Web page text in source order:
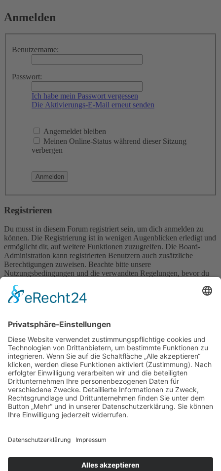
Anmelden
Benutzername:
Passwort:
Ich habe mein Passwort vergessen
Die Aktivierungs-E-Mail erneut senden
Angemeldet bleiben
Meinen Online-Status während dieser Sitzung
verbergen
Registrieren
Du musst in diesem Forum registriert sein, um dich anmelden zu
können. Die Registrierung ist in wenigen Augenblicken erledigt und
ermöglicht dir, auf weitere Funktionen zuzugreifen. Die Board-
Administration kann registrierten Benutzern auch zusätzliche
Berechtigungen zuweisen. Beachte bitte unsere
Nutzungsbedingungen und die verwandten Regelungen, bevor du
wenn du dich in diesem Board bewegst.
Foren-Übersicht
Alle Zeiten sindUTC+02:00
Alle Cookies löschen
Powered byphpBB® Forum Software © phpBB Limited
Deutsche Übersetzung durchphpBB.de
Datenschutz |Nutzungsbedingungen
Time: 0.009s| Peak Memory Usage: 10.08 MiB | GZIP: Off